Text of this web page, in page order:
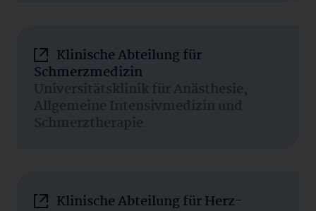
Klinische Abteilung für
Schmerzmedizin
Universitätsklinik für Anästhesie,
Allgemeine Intensivmedizin und
Schmerztherapie
Klinische Abteilung für Herz-